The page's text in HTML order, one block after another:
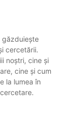
găzduiește
cercetării.
noștri, cine și
cine și cum
la lumea în